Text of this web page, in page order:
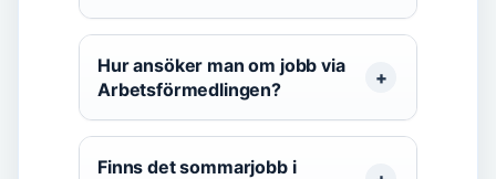
Hur ansöker man om jobb via
Arbetsförmedlingen?
Finns det sommarjobb i